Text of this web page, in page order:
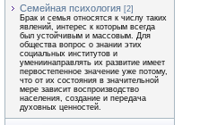
Семейная психология [2]
Брак и семья относятся к числу таких
явлений, интерес к которым всегда
был устойчивым и массовым. Для
общества вопрос о знании этих
социальных институтов и
умениинаправлять их развитие имеет
первостепенное значение уже потому,
что от их состояния в значительной
мере зависит воспроизводство
населения, создание и передача
духовных ценностей.